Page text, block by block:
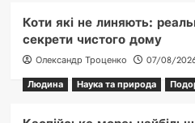
Коти які не линяють:
секрети чистого дому
Олександр Троценко
07/08/
Людина
Наука та природа